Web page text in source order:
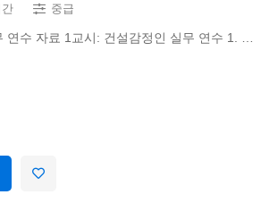
중급
연수 자료 1교시: 건설감정인 실무 연수 1. …